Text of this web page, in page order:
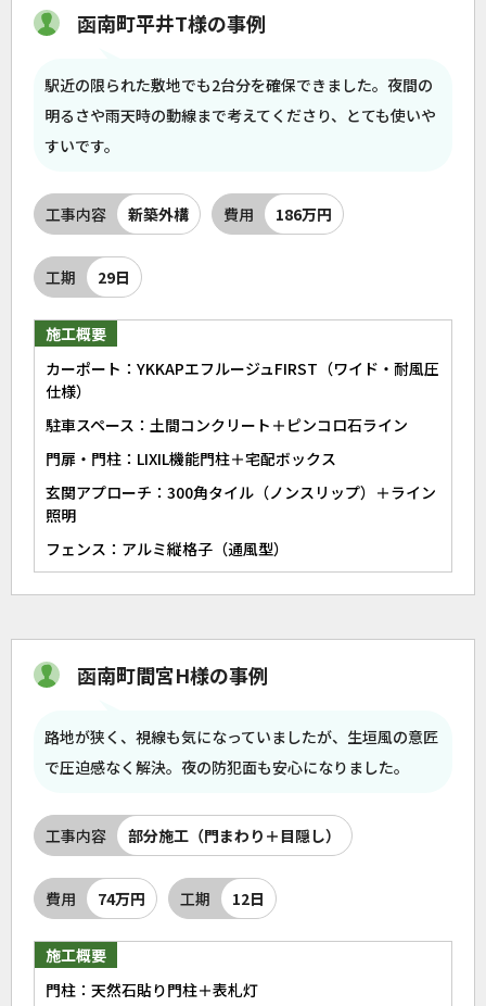
函南町平井T様の事例
駅近の限られた敷地でも2台分を確保できました。夜間の
明るさや雨天時の動線まで考えてくださり、とても使いや
すいです。
工事内容 新築外構 費用 186万円
工期 29日
施工概要
カーポート：YKKAPエフルージュFIRST（ワイド・耐風圧
仕様）
駐車スペース：土間コンクリート＋ピンコロ石ライン
門扉・門柱：LIXIL機能門柱＋宅配ボックス
玄関アプローチ：300角タイル（ノンスリップ）＋ライン
照明
フェンス：アルミ縦格子（通風型）
函南町間宮H様の事例
路地が狭く、視線も気になっていましたが、生垣風の意匠
で圧迫感なく解決。夜の防犯面も安心になりました。
工事内容 部分施工（門まわり＋目隠し）
費用 74万円 工期 12日
施工概要
門柱：天然石貼り門柱＋表札灯